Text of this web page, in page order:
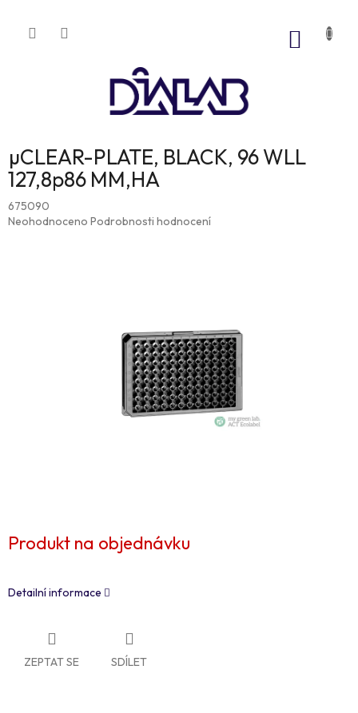
obsah
µCLEAR-PLATE, BLACK, 96 WLL
127,8p86 MM,HA
675090
Průměrné
Neohodnoceno Podrobnosti hodnocení
Produkt na objednávku
Detailní informace
ZEPTAT SE SDÍLET